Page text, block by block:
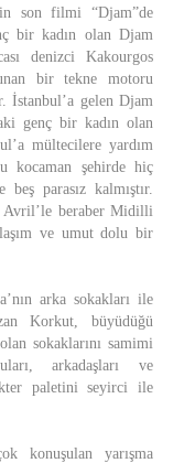
son filmi “Djam”de
bir kadın olan Djam
denizci Kakourgos
bir tekne motoru
İstanbul’a gelen Djam
genç bir kadın olan
mültecilere yardım
kocaman şehirde hiç
parasız kalmıştır.
Avril’le beraber Midilli
ve umut dolu bir
arka sokakları ile
Korkut, büyüdüğü
sokaklarını samimi
arkadaşları ve
paletini seyirci ile
konuşulan yarışma